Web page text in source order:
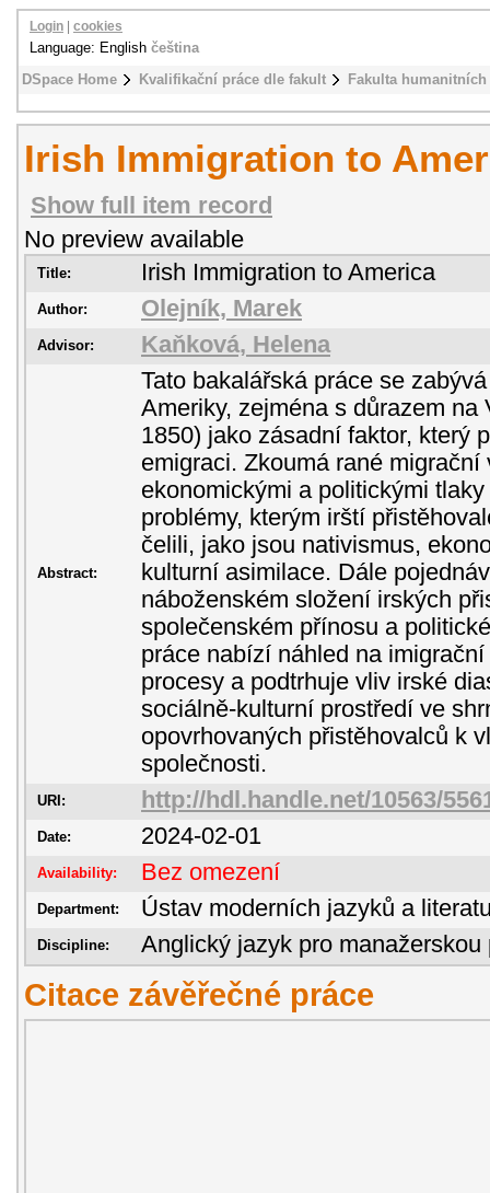
DSpace Home Kvalifikační práce dle fakult Fakulta
Login cookies
Language: English čeština
Irish Immigration to
Show full item record
No preview available
Title: Irish Immigration to America
Author: Olejník, Marek
Advisor: Kaňková, Helena
Abstract:
Tato bakalářská práce se
Ameriky, zejména s důrazem na
1850) jako zásadní faktor, který
emigraci. Zkoumá rané migrační
ekonomickými a politickými
problémy, kterým irští
čelili, jako jsou nativismus,
kulturní asimilace. Dále
náboženském složení irských
společenském přínosu a
práce nabízí náhled na
procesy a podtrhuje vliv irské
sociálně-kulturní prostředí ve
opovrhovaných přistěhovalců k
společnosti.
URI: http://hdl.handle.net/10563/
Date: 2024-02-01
Availability: Bez omezení
Department: Ústav moderních jazyků a
Discipline: Anglický jazyk pro manažerskou
Citace závěřečné práce